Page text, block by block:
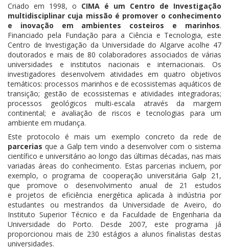
Criado em 1998, o CIMA é um Centro de Investigação
multidisciplinar cuja missão é promover o conhecimento
e inovação em ambientes costeiros e marinhos.
Financiado pela Fundação para a Ciência e Tecnologia, este
Centro de Investigação da Universidade do Algarve acolhe 47
doutorados e mais de 80 colaboradores associados de várias
universidades e institutos nacionais e internacionais. Os
investigadores desenvolvem atividades em quatro objetivos
temáticos: processos marinhos e de ecossistemas aquáticos de
transição; gestão de ecossistemas e atividades integradoras;
processos geológicos multi-escala através da margem
continental; e avaliação de riscos e tecnologias para um
ambiente em mudança.
Este protocolo é mais um exemplo concreto da rede de
parcerias que a Galp tem vindo a desenvolver com o sistema
científico e universitário ao longo das últimas décadas, nas mais
variadas áreas do conhecimento. Estas parcerias incluem, por
exemplo, o programa de cooperação universitária Galp 21,
que promove o desenvolvimento anual de 21 estudos
e projetos de eficiência energética aplicada à indústria por
estudantes ou mestrandos da Universidade de Aveiro, do
Instituto Superior Técnico e da Faculdade de Engenharia da
Universidade do Porto. Desde 2007, este programa já
proporcionou mais de 230 estágios a alunos finalistas destas
universidades.